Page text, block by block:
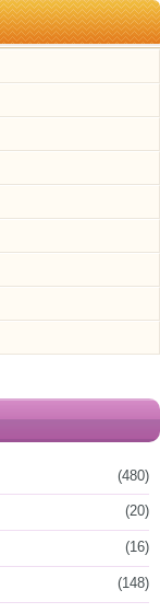
(480)
(20)
(16)
(148)